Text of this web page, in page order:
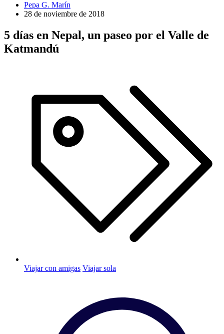
Pepa G. Marín
28 de noviembre de 2018
5 días en Nepal, un paseo por el Valle de
Katmandú
Viajar con amigas Viajar sola